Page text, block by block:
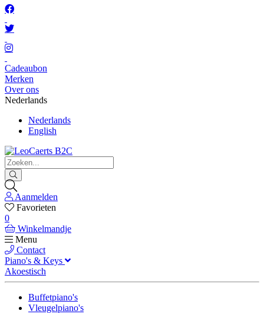
Cadeaubon
Merken
Over ons
Nederlands
Nederlands
English
Aanmelden
Favorieten
0
Winkelmandje
Menu
Contact
Piano's & Keys
Akoestisch
Buffetpiano's
Vleugelpiano's